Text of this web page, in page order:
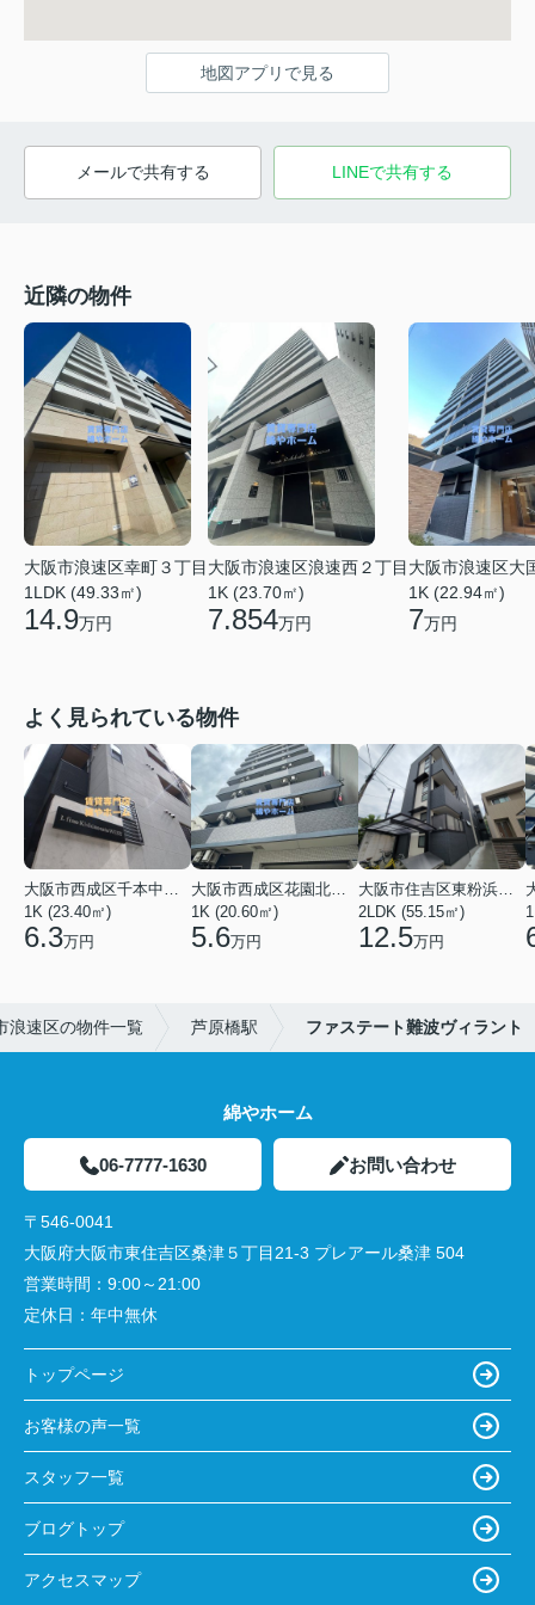
地図アプリで見る
メールで共有する LINEで共有する
近隣の物件
大阪市浪速区幸町３丁目
1LDK (49.33㎡)
14.9万円
大阪市浪速区浪速西２丁目
1K (23.70㎡)
7.854万円
大阪市浪速区大
1K (22.94㎡)
7万円
よく見られている物件
大阪市西成区千本中２丁目
1K (23.40㎡)
6.3万円
大阪市西成区花園北２丁目
1K (20.60㎡)
5.6万円
大阪市住吉区東粉浜２丁目
2LDK (55.15㎡)
12.5万円
浪速区の物件一覧 芦原橋駅 ファステート難波ヴィラント
綿やホーム
06-7777-1630 お問い合わせ
〒546-0041
大阪府大阪市東住吉区桑津５丁目21-3 プレアール桑津 504
営業時間： 9:00～21:00
定休日： 年中無休
トップページ
お客様の声一覧
スタッフ一覧
ブログトップ
アクセスマップ